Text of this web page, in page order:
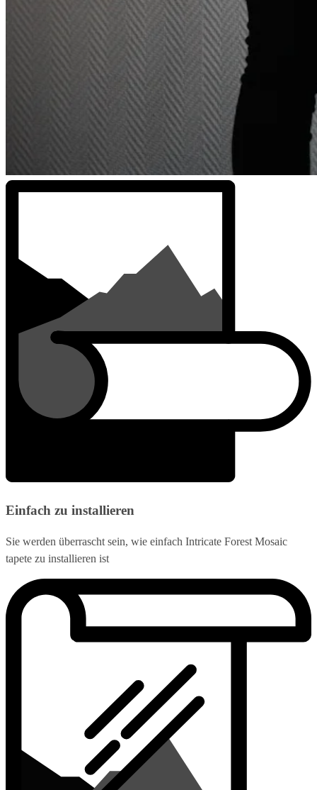
Einfach zu installieren
Sie werden überrascht sein, wie einfach Intricate Forest Mosaic
tapete zu installieren ist